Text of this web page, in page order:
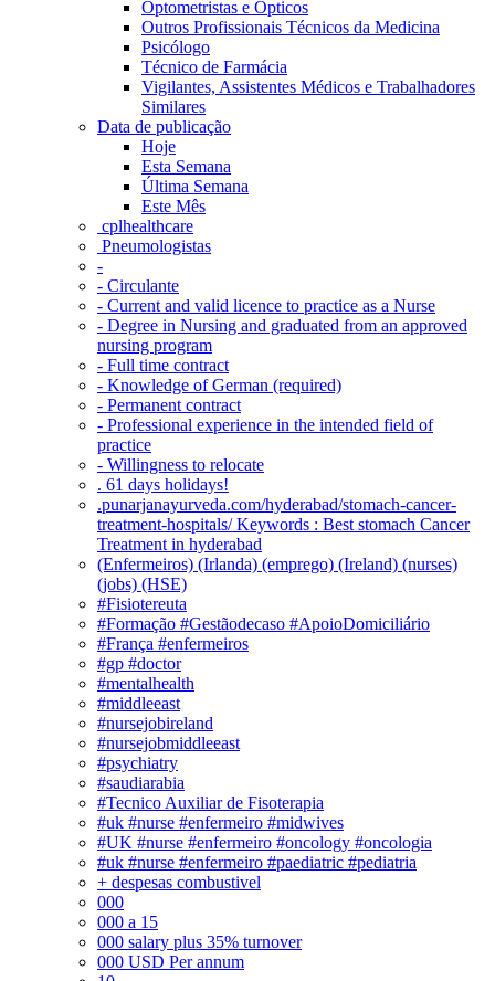
Optometristas e Ópticos
Outros Profissionais Técnicos da Medicina
Psicólogo
Técnico de Farmácia
Vigilantes, Assistentes Médicos e Trabalhadores
Similares
Data de publicação
Hoje
Esta Semana
Última Semana
Este Mês
‎ cplhealthcare‬
Pneumologistas
-
- Circulante
- Current and valid licence to practice as a Nurse
- Degree in Nursing and graduated from an approved
nursing program
- Full time contract
- Knowledge of German (required)
- Permanent contract
- Professional experience in the intended field of
practice
- Willingness to relocate
. 61 days holidays!
.punarjanayurveda.com/hyderabad/stomach-cancer-
treatment-hospitals/ Keywords : Best stomach Cancer
Treatment in hyderabad
(Enfermeiros) (Irlanda) (emprego) (Ireland) (nurses)
(jobs) (HSE)
#Fisiotereuta
#Formação #Gestãodecaso #ApoioDomiciliário
#França #enfermeiros
#gp #doctor
#mentalhealth
#middleeast
#nursejobireland
#nursejobmiddleeast
#psychiatry
#saudiarabia
#Tecnico Auxiliar de Fisoterapia
#uk #nurse #enfermeiro #midwives
#UK #nurse #enfermeiro #oncology #oncologia
#uk #nurse #enfermeiro #paediatric #pediatria
+ despesas combustivel
000
000 a 15
000 salary plus 35% turnover
000 USD Per annum